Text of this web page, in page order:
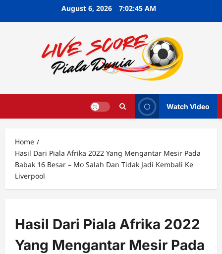
August 6, 2026 7:02:46 AM
Watch Video
Home
Hasil Dari Piala Afrika 2022 Yang Mengantar Mesir Pada
Babak 16 Besar – Mo Salah Dan Tidak Jadi Kembali Ke
Liverpool
Hasil Dari Piala Afrika 2022
Yang Mengantar Mesir Pada